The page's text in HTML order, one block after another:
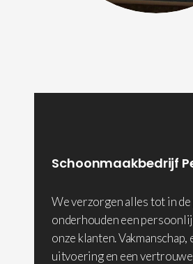
Schoonmaakbedrijf
We verzorgen alles tot in
onderhouden een
onze klanten. Vakmanschap,
uitvoering en een